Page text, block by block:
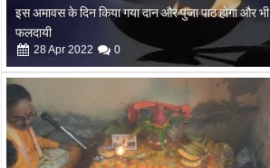
इस अमावस के दिन किया गया दान और पुजा पाठ होगा और भी
फलदायी
28Apr 2022 0